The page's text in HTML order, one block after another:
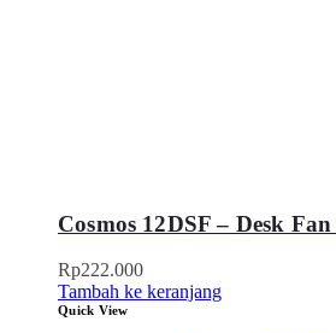
Cosmos 12DSF – Desk
Rp222.000
Tambah ke keranjang
Quick View